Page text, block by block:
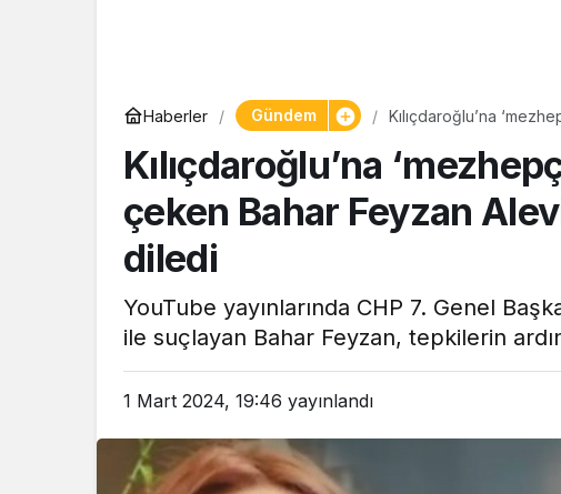
Haberler Gündem
Kılıçdaroğlu’na
Kılıçdaroğlu’na
çeken Bahar Feyzan
diledi
YouTube yayınlarında CHP 7. Genel
ile suçlayan Bahar Feyzan, tepkilerin
1 Mart 2024, 19:46 yayınlandı